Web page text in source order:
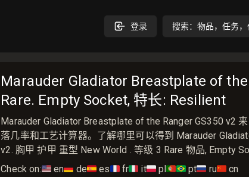
登录 搜索：物品，任务
Marauder Gladiator Breastplate of the
Rare. Empty Socket, 特长: Resilient
Marauder Gladiator Breastplate of the Ranger GS350 v2
落几率和工艺计算器。了解哪里可以得到 Marauder
v2. 胸甲 护甲 重型 New World . 等级 3 Rare 物品, Empty
Check on:🇺🇸 en🇩🇪 de🇪🇸 es🇫🇷 fr🇮🇹 it🇵🇱 pl🇵🇹🇧🇷 pt🇷🇺 ru🇨🇳 cn